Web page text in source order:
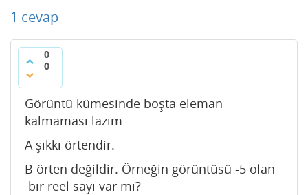
1 cevap
0
0
Görüntü kümesinde boşta eleman
kalmaması lazım
A şıkkı örtendir.
B örten değildir. Örneğin görüntüsü -5 olan
bir reel sayı var mı?